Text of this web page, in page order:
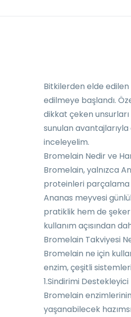
Bitkilerden elde
edilmeye başlandı.
dikkat çeken
sunulan avantajlarıyla
inceleyelim.
Bromelain Nedir ve
Bromelain, yalnızca
proteinleri parçalama
Ananas meyvesi
pratiklik hem de
kullanım açısından
Bromelain Takviyesi
Bromelain ne için
enzim, çeşitli
1.Sindirimi
Bromelain
yaşanabilecek